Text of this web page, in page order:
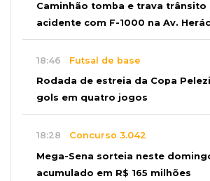
Caminhão tomba e trava trânsito
acidente com F-1000 na Av.
18:46 Futsal de base
Rodada de estreia da Copa
gols em quatro jogos
18:28 Concurso 3.042
Mega-Sena sorteia neste
acumulado em R$ 165 milhões